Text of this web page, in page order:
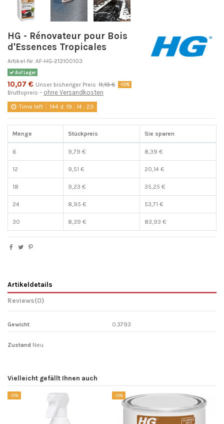
HG - Rénovateur pour Bois
d'Essences Tropicales
Artikel-Nr. AF-HG-213100103
Auf Lager
10,07 € Unser bisheriger Preis 11,19 € -10%
Bruttopreis ohne Versandkosten
Time left 144 d. 19 : 14 : 23
Menge Stückpreis Sie sparen
6 9,79 € 8,39 €
12 9,51 € 20,14 €
18 9,23 € 35,25 €
24 8,95 € 53,71 €
30 8,39 € 83,93 €
Artikeldetails
Reviews(0)
Gewicht 0.3793
Zustand Neu
Vielleicht gefällt Ihnen auch
-10% -10%